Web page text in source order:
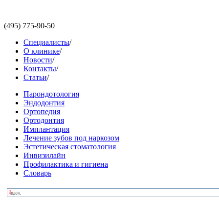
(495) 775-90-50
Специалисты/
О клинике/
Новости/
Контакты/
Статьи/
Парондотология
Эндодонтия
Ортопедия
Ортодонтия
Имплантация
Лечение зубов под наркозом
Эстетическая стоматология
Инвизилайн
Профилактика и гигиена
Словарь